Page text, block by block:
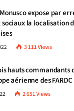
expose par
sociaux la localisation
3 111Views
hauts commandants
aérienne des
2 651Views